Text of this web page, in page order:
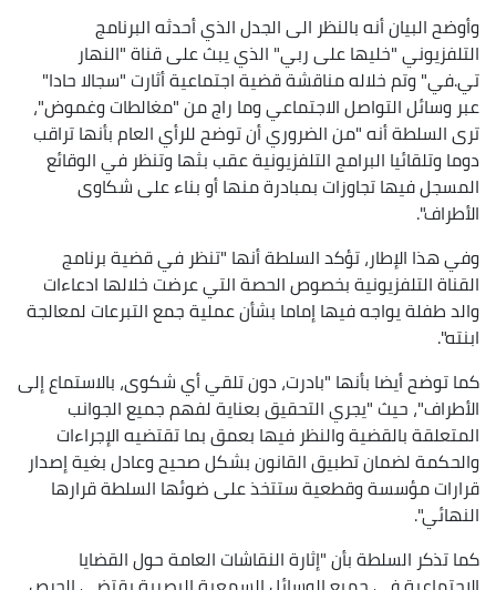
وأوضح البيان أنه بالنظر الى الجدل الذي أحدثه البرنامج
التلفزيوني "خليها على ربي" الذي يبث على قناة "النهار
تي.في" وتم خلاله مناقشة قضية اجتماعية أثارت "سجالا حادا"
عبر وسائل التواصل الاجتماعي وما راج من "مغالطات وغموض"،
ترى السلطة أنه "من الضروري أن توضح للرأي العام بأنها تراقب
دوما وتلقائيا البرامج التلفزيونية عقب بثها وتنظر في الوقائع
المسجل فيها تجاوزات بمبادرة منها أو بناء على شكاوى
الأطراف".
وفي هذا الإطار، تؤكد السلطة أنها "تنظر في قضية برنامج
القناة التلفزيونية بخصوص الحصة التي عرضت خلالها ادعاءات
والد طفلة يواجه فيها إماما بشأن عملية جمع التبرعات لمعالجة
ابنته".
كما توضح أيضا بأنها "بادرت، دون تلقي أي شكوى، بالاستماع إلى
الأطراف"، حيث "يجري التحقيق بعناية لفهم جميع الجوانب
المتعلقة بالقضية والنظر فيها بعمق بما تقتضيه الإجراءات
والحكمة لضمان تطبيق القانون بشكل صحيح وعادل بغية إصدار
قرارات مؤسسة وقطعية ستتخذ على ضوئها السلطة قرارها
النهائي".
كما تذكر السلطة بأن "إثارة النقاشات العامة حول القضايا